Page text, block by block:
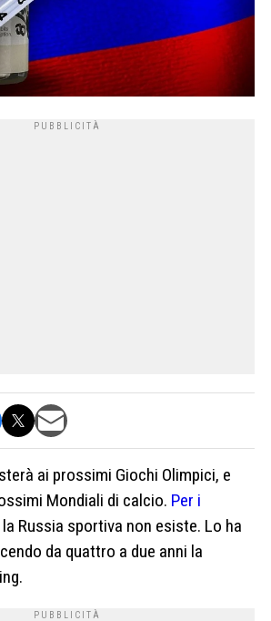
ai prossimi Giochi Olimpici, e
Mondiali di calcio. Per i
la Russia sportiva non esiste. Lo ha
da quattro a due anni la